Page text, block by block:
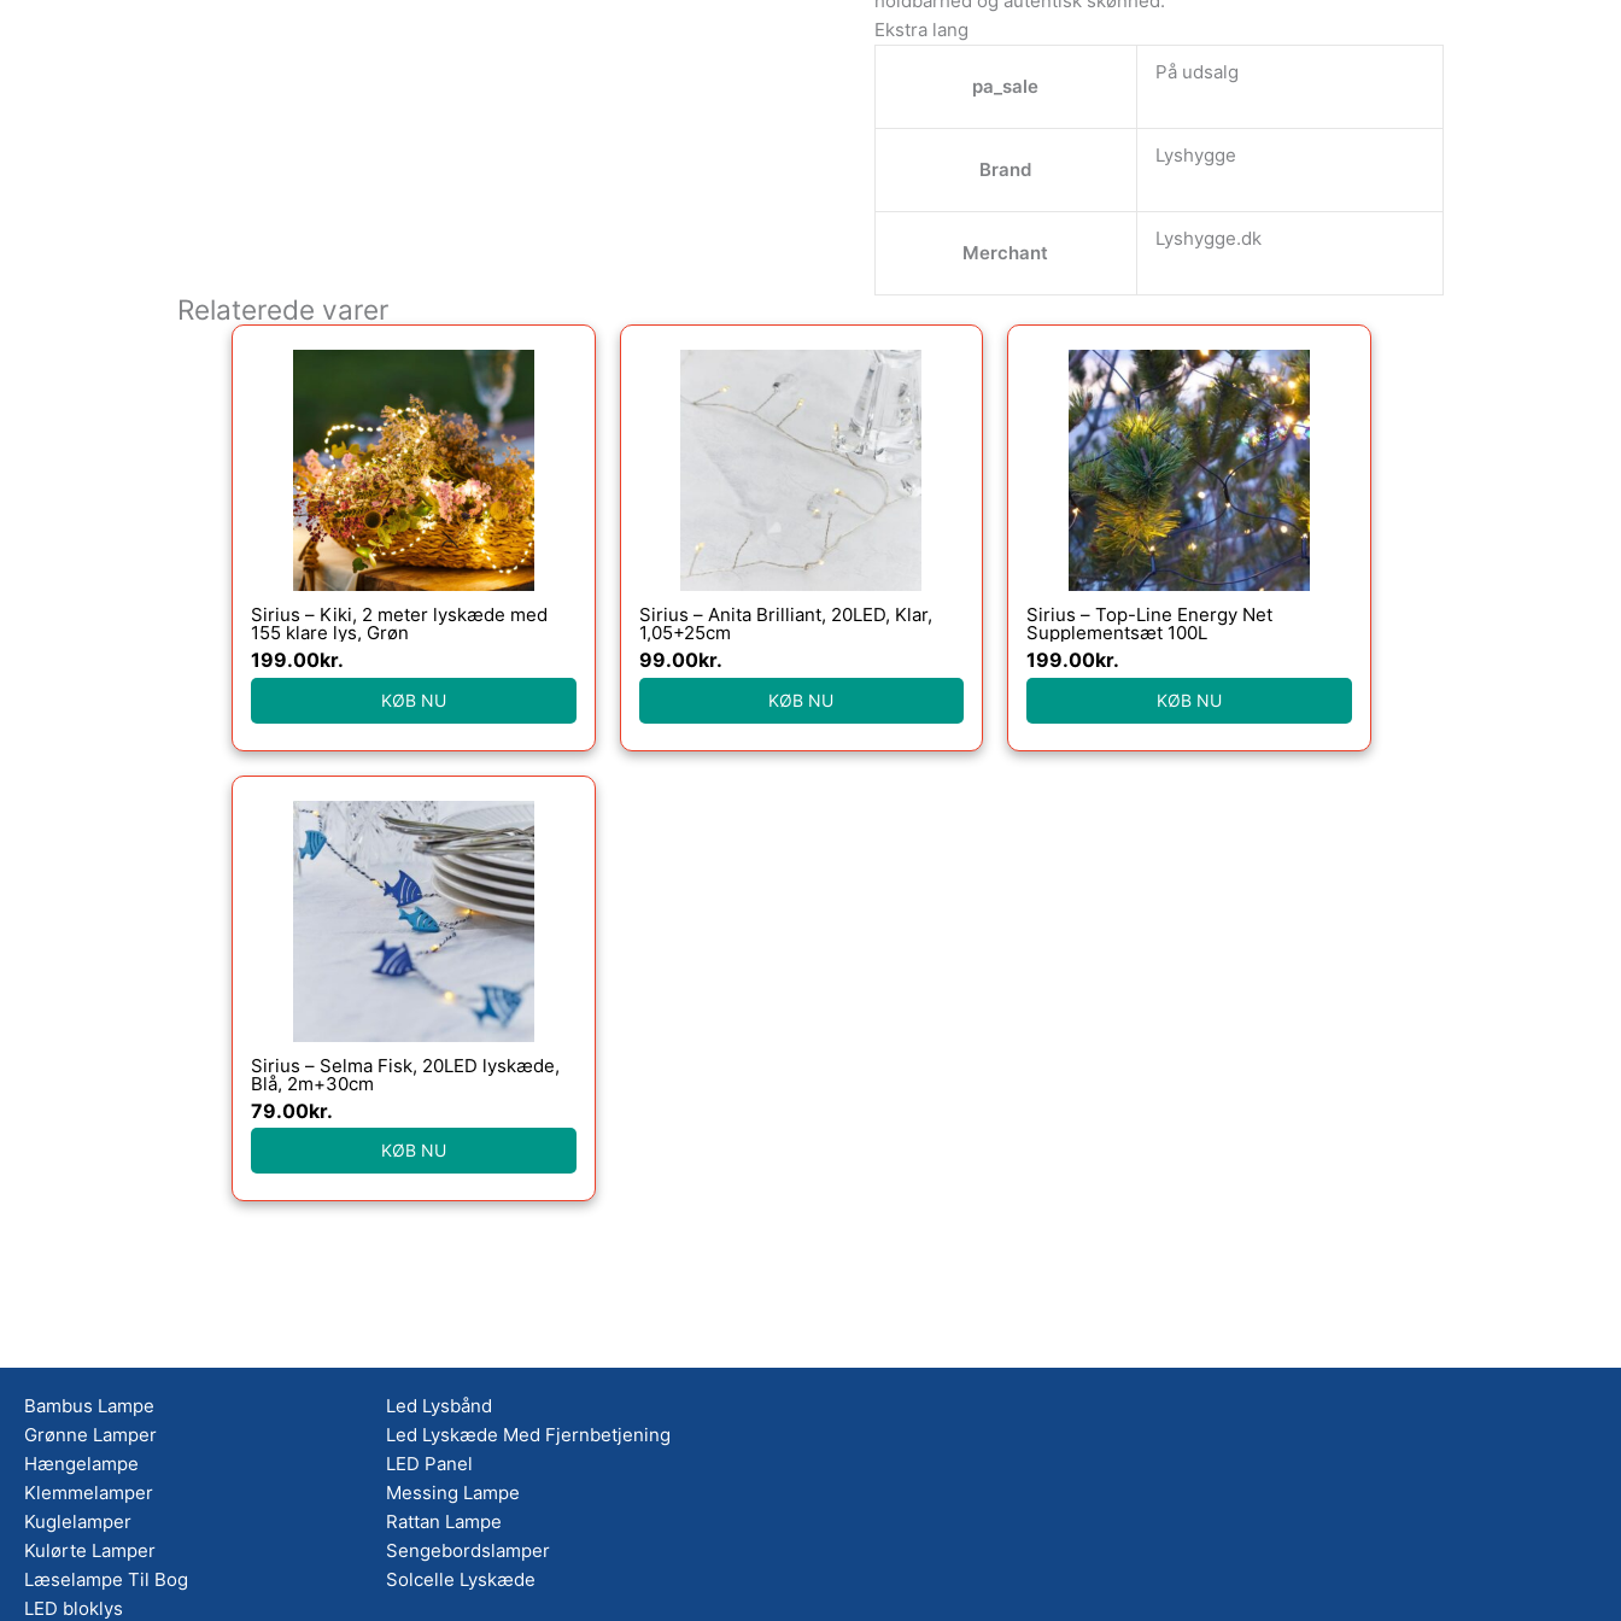
Ekstra lang
pa_sale
På udsalg
Brand
Lyshygge
Merchant
Lyshygge.dk
Relaterede varer
Sirius – Kiki, 2 meter lyskæde med
155 klare lys, Grøn
199.00kr.
KØB NU
Sirius – Anita Brilliant, 20LED, Klar,
1,05+25cm
99.00kr.
KØB NU
Sirius – Top-Line Energy Net
Supplementsæt 100L
199.00kr.
KØB NU
Sirius – Selma Fisk, 20LED lyskæde,
Blå, 2m+30cm
79.00kr.
KØB NU
Bambus Lampe
Grønne Lamper
Hængelampe
Klemmelamper
Kuglelamper
Kulørte Lamper
Læselampe Til Bog
LED bloklys
Led Lysbånd
Led Lyskæde Med Fjernbetjening
LED Panel
Messing Lampe
Rattan Lampe
Sengebordslamper
Solcelle Lyskæde